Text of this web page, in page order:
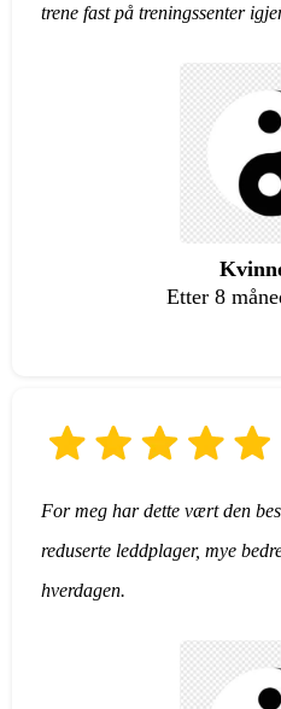
trene fast på treningssenter
Etter 8
For meg har dette vært den
reduserte leddplager, mye
hverdagen.